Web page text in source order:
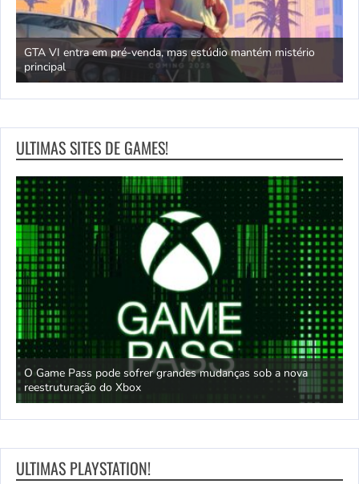
GTA VI entra em pré-venda, mas estúdio mantém mistério
principal
ULTIMAS SITES DE GAMES!
O Game Pass pode sofrer grandes mudanças sob a nova
reestruturação do Xbox
ULTIMAS PLAYSTATION!